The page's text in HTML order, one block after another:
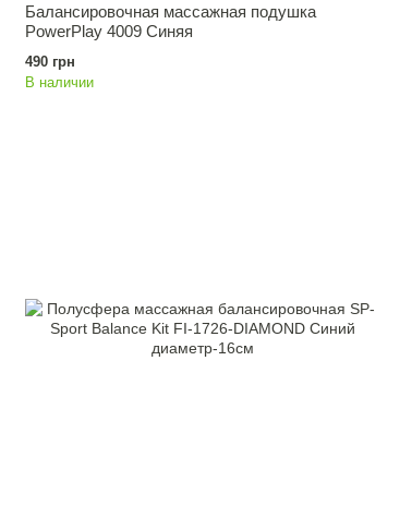
Балансировочная массажная подушка
PowerPlay 4009 Синяя
490 грн
В наличии